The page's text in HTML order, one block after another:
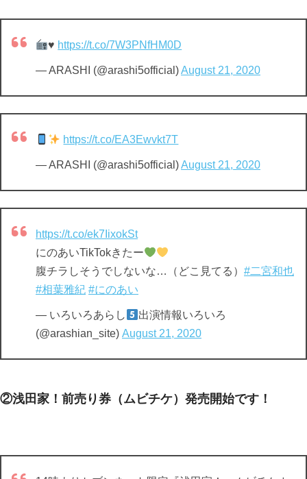
♥️ https://t.co/7W3PNfHM0D
— ARASHI (@arashi5official)August 21, 2020
https://t.co/EA3Ewvkt7T
— ARASHI (@arashi5official)August 21, 2020
https://t.co/ek7IixokSt
にのあいTikTokきたー
腹チラしそうでしないな…（どこ見てる） #二宮和也
#相葉雅紀 #にのあい
— いろいろあらし
出演情報いろいろ
(@arashian_site) August 21, 2020
②浅田家！前売り券（ムビチケ）発売開始です！